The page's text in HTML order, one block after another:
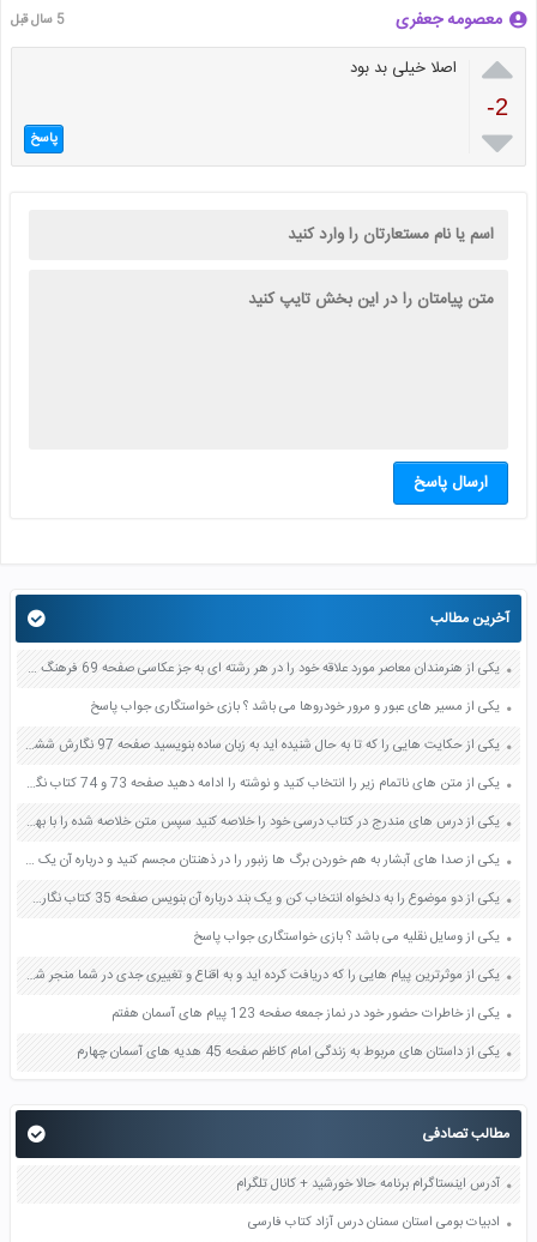
معصومه جعفری 5 سال قبل

-2

اصلا خیلی بد بود
پاسخ
ارسال پاسخ
آخرین مطالب
یکی از هنرمندان معاصر مورد علاقه خود را در هر رشته ای به جز عکاسی صفحه 69 فرهنگ و هنر نهم
یکی از مسیر های عبور و مرور خودروها می باشد ؟ بازی خواستگاری جواب پاسخ
یکی از حکایت هایی را که تا به حال شنیده اید به زبان ساده بنویسید صفحه 97 نگارش ششم دبستان
یکی از متن های ناتمام زیر را انتخاب کنید و نوشته را ادامه دهید صفحه 73 و 74 کتاب نگارش فارسی پنجم دبستان
یکی از درس های مندرج در کتاب درسی خود را خلاصه کنید سپس متن خلاصه شده را با بهره گیری از روش های دسته بندی نمودار جدول نقشه مفهومی نشان دهید صفحه 118 نگارش یازدهم
یکی از صدا های آبشار به هم خوردن برگ ها زنبور را در ذهنتان مجسم کنید و درباره آن یک بند بنویسید صفحه 11 نگارش پنجم
یکی از دو موضوع را به دلخواه انتخاب کن و یک بند درباره آن بنویس صفحه 35 کتاب نگارش فارسی سوم
یکی از وسایل نقلیه می باشد ؟ بازی خواستگاری جواب پاسخ
یکی از موثرترین پیام هایی را که دریافت کرده اید و به اقناع و تغییری جدی در شما منجر شده است برسی کنید و علت این تاثیر گذاری قابل توجه را بنویسید صفحه 52 تفکر و سواد رسانه ای دهم
یکی از خاطرات حضور خود در نماز جمعه صفحه 123 پیام های آسمان هفتم
یکی از داستان های مربوط به زندگی امام کاظم صفحه 45 هدیه های آسمان چهارم
مطالب تصادفی
آدرس اینستاگرام برنامه حالا خورشید + کانال تلگرام
ادبیات بومی استان سمنان درس آزاد کتاب فارسی